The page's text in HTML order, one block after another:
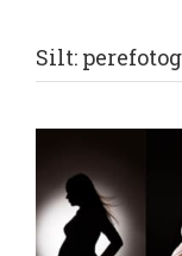
Silt: